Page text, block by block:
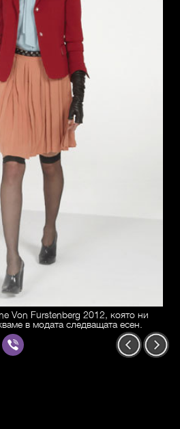
Von Furstenberg 2012, която ни
в модата следващата есен.